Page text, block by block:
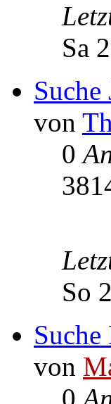
Sa
Suche
von
0
So
von